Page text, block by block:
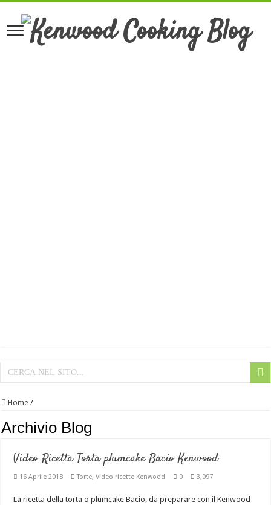
Home /
Archivio Blog
Video Ricetta Torta plumcake Bacio Kenwood
16 Aprile 2018 Torte,Video ricette Kenwood 0 3,097
La ricetta della torta o plumcake Bacio, da preparare con il Kenwood